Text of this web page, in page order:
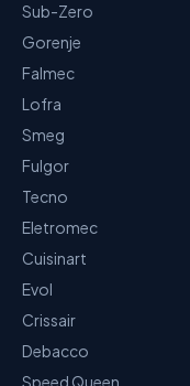
Sub-Zero
Gorenje
Falmec
Lofra
Smeg
Fulgor
Tecno
Eletromec
Cuisinart
Evol
Crissair
Debacco
Speed Queen